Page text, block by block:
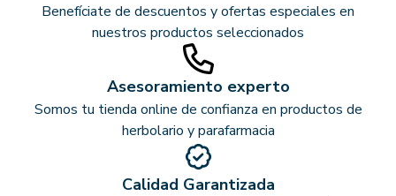
Benefíciate de descuentos y ofertas especiales en
nuestros productos seleccionados
Asesoramiento experto
Somos tu tienda online de confianza en productos de
herbolario y parafarmacia
Calidad Garantizada